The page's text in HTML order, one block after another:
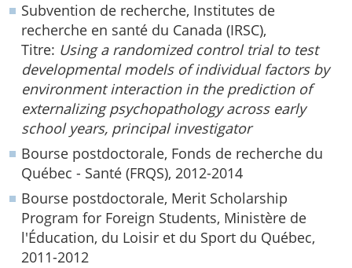
Subvention de recherche, Institutes de
recherche en santé du Canada (IRSC),
Titre: Using a randomized control trial to test
developmental models of individual factors by
environment interaction in the prediction of
externalizing psychopathology across early
school years, principal investigator
Bourse postdoctorale, Fonds de recherche du
Québec - Santé (FRQS), 2012-2014
Bourse postdoctorale, Merit Scholarship
Program for Foreign Students, Ministère de
l'Éducation, du Loisir et du Sport du Québec,
2011-2012